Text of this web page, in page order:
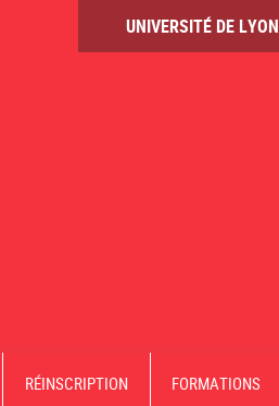
UNIVERSITÉ DE LYON
RÉINSCRIPTION FORMATIONS